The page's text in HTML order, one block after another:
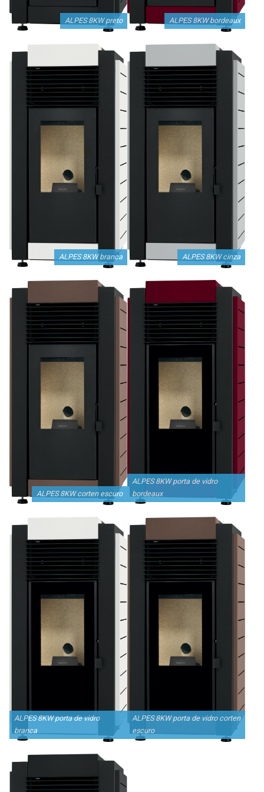
Assistência Técnica
Centro de Formação
Gabinete de Engenharia
Armazém e Logística
Novidades
Contactos
ALPES 8KW preto ALPES 8KW bordeaux
ALPES 8KW branca ALPES 8KW cinza
ALPES 8KW corten escuro
ALPES 8KW porta de vidro
bordeaux
ALPES 8KW porta de vidro
branca
ALPES 8KW porta de vidro corten
escuro